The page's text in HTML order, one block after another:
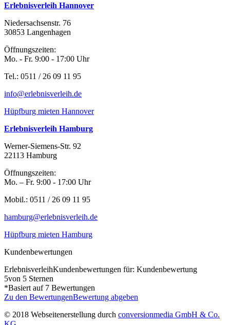
Erlebnisverleih Hannover
Niedersachsenstr. 76
30853 Langenhagen
Öffnungszeiten:
Mo. - Fr. 9:00 - 17:00 Uhr
Tel.: 0511 / 26 09 11 95
info@erlebnisverleih.de
Hüpfburg mieten Hannover
Erlebnisverleih Hamburg
Werner-Siemens-Str. 92
22113 Hamburg
Öffnungszeiten:
Mo. – Fr. 9:00 - 17:00 Uhr
Mobil.: 0511 / 26 09 11 95
hamburg@erlebnisverleih.de
Hüpfburg mieten Hamburg
Kundenbewertungen
ErlebnisverleihKundenbewertungen für: Kundenbewertung
5von 5 Sternen
*Basiert auf 7 Bewertungen
Zu den BewertungenBewertung abgeben
© 2018 Webseitenerstellung durch conversionmedia GmbH & Co.